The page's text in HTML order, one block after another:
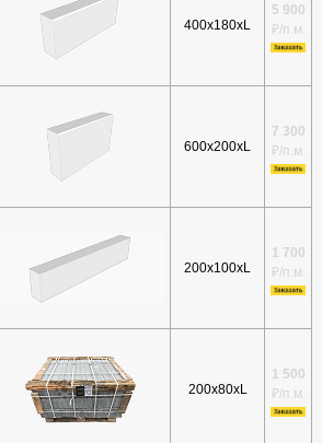
400х180xL
5 900
₽/п.м.
600х200xL
7 300
₽/п.м.
200х100xL
1 700
₽/п.м.
200х80xL
1 500
₽/п.м.